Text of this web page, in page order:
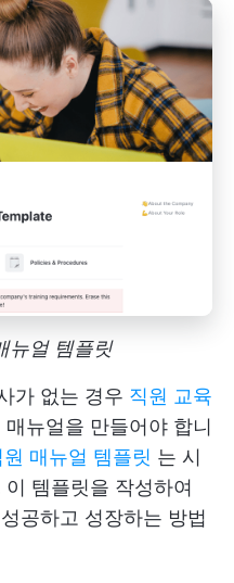
뉴얼 템플릿
가 없는 경우 직원 교육
뉴얼을 만들어야 합니
매뉴얼 템플릿 는 시
템플릿을 작성하여
공하고 성장하는 방법